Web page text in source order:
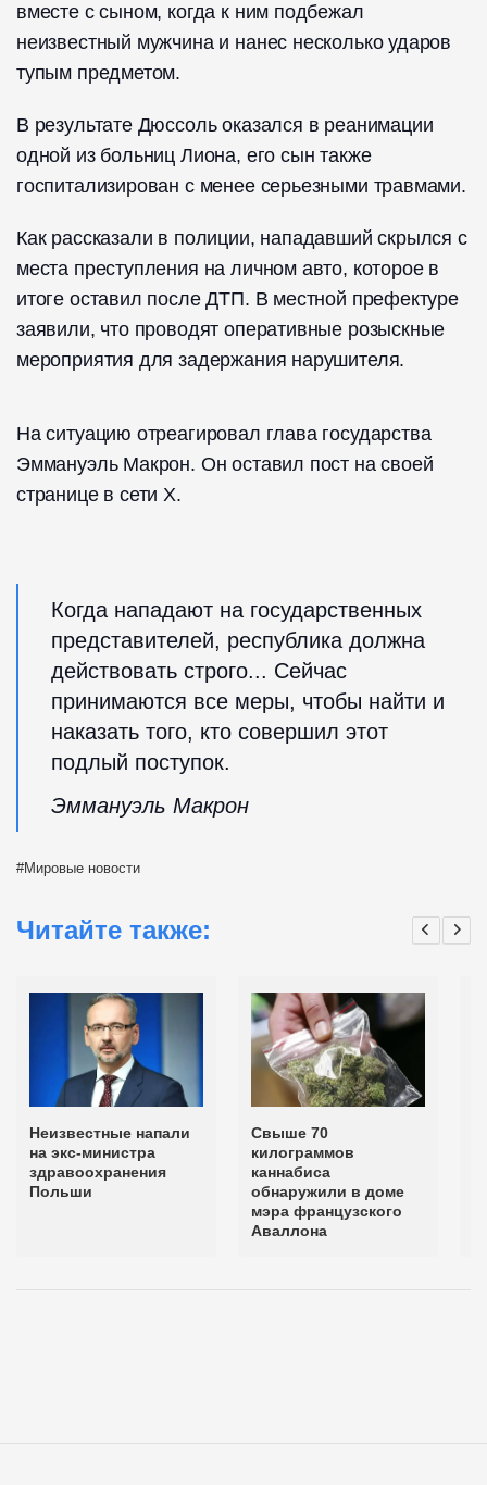
вместе с сыном, когда к ним подбежал
неизвестный мужчина и нанес несколько ударов
тупым предметом.
В результате Дюссоль оказался в реанимации
одной из больниц Лиона, его сын также
госпитализирован с менее серьезными травмами.
Как рассказали в полиции, нападавший скрылся с
места преступления на личном авто, которое в
итоге оставил после ДТП. В местной префектуре
заявили, что проводят оперативные розыскные
мероприятия для задержания нарушителя.
На ситуацию отреагировал глава государства
Эммануэль Макрон. Он оставил пост на своей
странице в сети Х.
Когда нападают на государственных
представителей, республика должна
действовать строго... Сейчас
принимаются все меры, чтобы найти и
наказать того, кто совершил этот
подлый поступок.
Эммануэль Макрон
Мировые новости
Читайте также:
Неизвестные напали
на экс-министра
здравоохранения
Польши
Свыше 70
килограммов
каннабиса
обнаружили в доме
мэра французского
Аваллона